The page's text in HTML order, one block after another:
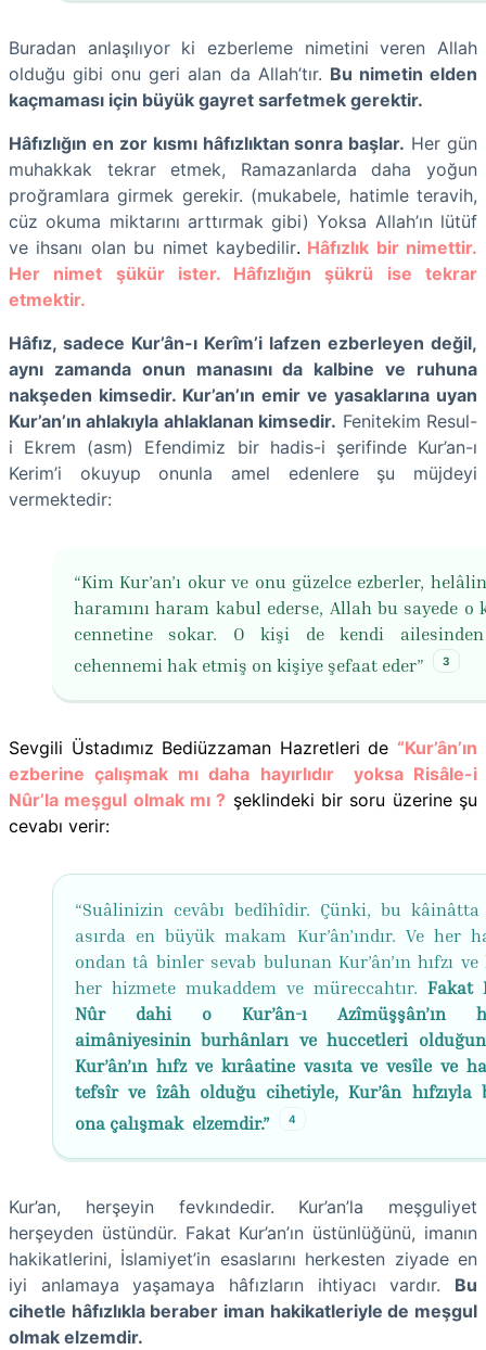
Buradan anlaşılıyor ki ezberleme nimetini veren Allah
olduğu gibi onu geri alan da Allah’tır. Bu nimetin elden
kaçmaması için büyük gayret sarfetmek gerektir.
Hâfızlığın en zor kısmı hâfızlıktan sonra başlar. Her gün
muhakkak tekrar etmek, Ramazanlarda daha yoğun
proğramlara girmek gerekir. (mukabele, hatimle teravih,
cüz okuma miktarını arttırmak gibi) Yoksa Allah’ın lütüf
ve ihsanı olan bu nimet kaybedilir. Hâfızlık bir nimettir.
Her nimet şükür ister. Hâfızlığın şükrü ise tekrar
etmektir.
Hâfız, sadece Kur’ân-ı Kerîm’i lafzen ezberleyen değil,
aynı zamanda onun manasını da kalbine ve ruhuna
nakşeden kimsedir. Kur’an’ın emir ve yasaklarına uyan
Kur’an’ın ahlakıyla ahlaklanan kimsedir. Fenitekim Resul-
i Ekrem (asm) Efendimiz bir hadis-i şerifinde Kur’an-ı
Kerim’i okuyup onunla amel edenlere şu müjdeyi
vermektedir:
“Kim Kur’an’ı okur ve onu güzelce ezberler,
haramını haram kabul ederse, Allah bu sayede o
cennetine sokar. O kişi de kendi
cehennemi hak etmiş on kişiye şefaat eder”
3
Sevgili Üstadımız Bediüzzaman Hazretleri de “Kur’ân’ın
ezberine çalışmak mı daha hayırlıdır yoksa Risâle-i
Nûr’la meşgul olmak mı ? şeklindeki bir soru üzerine şu
cevabı verir:
“Suâlinizin cevâbı bedîhîdir. Çünki, bu
asırda en büyük makam Kur’ân’ındır. Ve her
ondan tâ binler sevab bulunan Kur’ân’ın hıfzı ve
her hizmete mukaddem ve müreccahtır. Fakat
Nûr dahi o Kur’ân-ı Azîmüşşân’ın
aimâniyesinin burhânları ve huccetleri
Kur’ân’ın hıfz ve kırâatine vasıta ve vesîle ve
tefsîr ve îzâh olduğu cihetiyle, Kur’ân hıfzıyla
ona çalışmak elzemdir.”
4
Kur’an, herşeyin fevkındedir. Kur’an’la meşguliyet
herşeyden üstündür. Fakat Kur’an’ın üstünlüğünü, imanın
hakikatlerini, İslamiyet’in esaslarını herkesten ziyade en
iyi anlamaya yaşamaya hâfızların ihtiyacı vardır. Bu
cihetle hâfızlıkla beraber iman hakikatleriyle de meşgul
olmak elzemdir.